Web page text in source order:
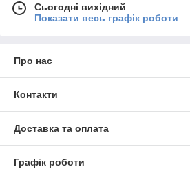
Сьогодні вихідний
Показати весь графік роботи
Про нас
Контакти
Доставка та оплата
Графік роботи